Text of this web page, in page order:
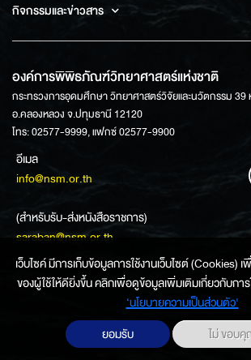
กิจกรรมและข่าวสาร
องค์การพิพิธภัณฑ์วิทยาศาสตร์แห่งชาติ
กระทรวงการอุดมศึกษา วิทยาศาสตร์วิจัยและนวัตกรรม 39
อ.คลองหลวง จ.ปทุมธานี 12120
โทร: 02577-9999, แฟกซ์ 02577-9900
อีเมล
info@nsm.or.th
(สำหรับรับ-ส่งหนังสือราชการ)
saraban@nsm.or.th
เว็บไซค์ มีการเก็บข้อมูลการใช้งานเว็บไซต์
ของผู้ใช้ให้ดียิ่งขึ้น คลิกเพื่อดูข้อมูลเพิ่มเติมเกี่ยวกับกา
‘นโยบายความเป็นส่วนตัว'
ยอมรับ
ไม่ ขอบ